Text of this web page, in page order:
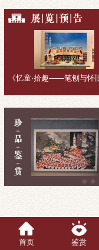
首页 鉴赏